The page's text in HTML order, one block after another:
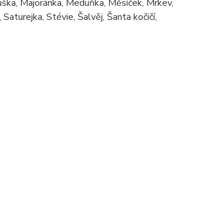
Majoránka, Meduňka, Měsíček, Mrkev,
Stévie, Šalvěj, Šanta kočičí,